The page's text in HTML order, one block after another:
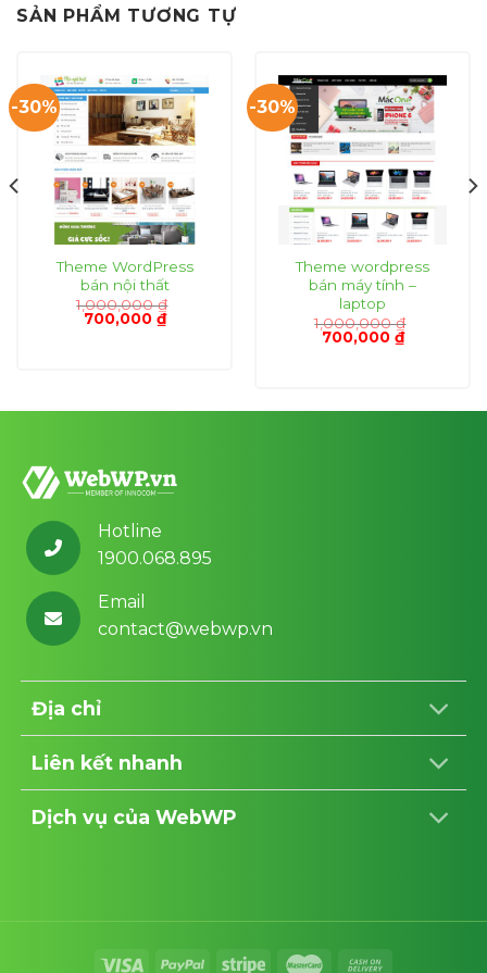
SẢN PHẨM TƯƠNG TỰ
-30%
Theme WordPress
bán nội thất
1,000,000₫
Giá
700,000 ₫Giá
hiện
-30%
Theme wordpress
bán máy tính –
laptop
1,000,000₫
Giá
700,000 ₫Giá
hiện
Hotline
1900.068.895
Email
contact@webwp.vn
Địa chỉ
Liên kết nhanh
Dịch vụ của WebWP